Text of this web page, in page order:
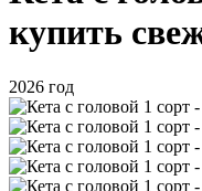
купить
2026 год